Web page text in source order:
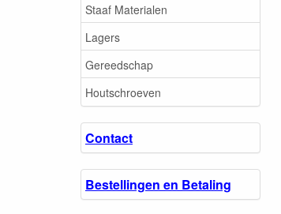
Staaf Materialen
Lagers
Gereedschap
Houtschroeven
Contact
Bestellingen en Betaling